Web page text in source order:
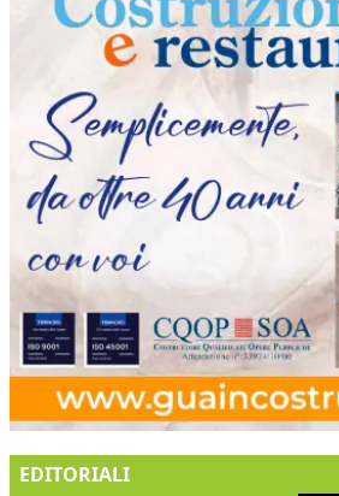
EDITORIALI